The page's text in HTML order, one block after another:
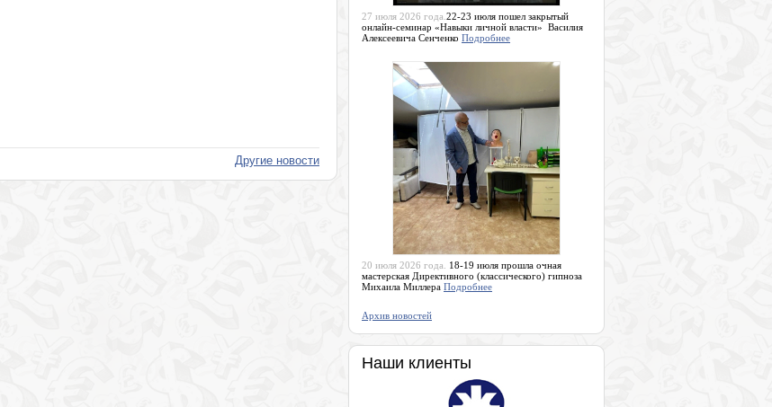
Другие новости
27 июля 2026 года. 22-23 июля пошел закрытый
онлайн-семинар «Навыки личной власти» Василия
Алексеевича Сенченко Подробнее
20 июля 2026 года.
18-19 июля прошла очная
мастерская Директивного (классического) гипноза
Михаила Миллера Подробнее
Архив новостей
Наши клиенты